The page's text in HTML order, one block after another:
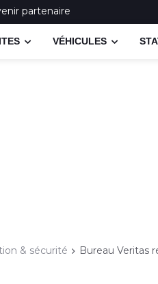
partenaire
VÉHICULES
& sécurité Bureau Veritas